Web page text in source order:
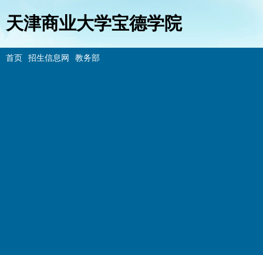
天津商业大学宝德学院
首页 招生信息网 教务部